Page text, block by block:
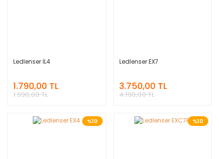
Ledlenser İL4
1.790,00 TL
1.990,00 TL
Ledlenser EX7
3.750,00 TL
4.190,00 TL
%10 %10